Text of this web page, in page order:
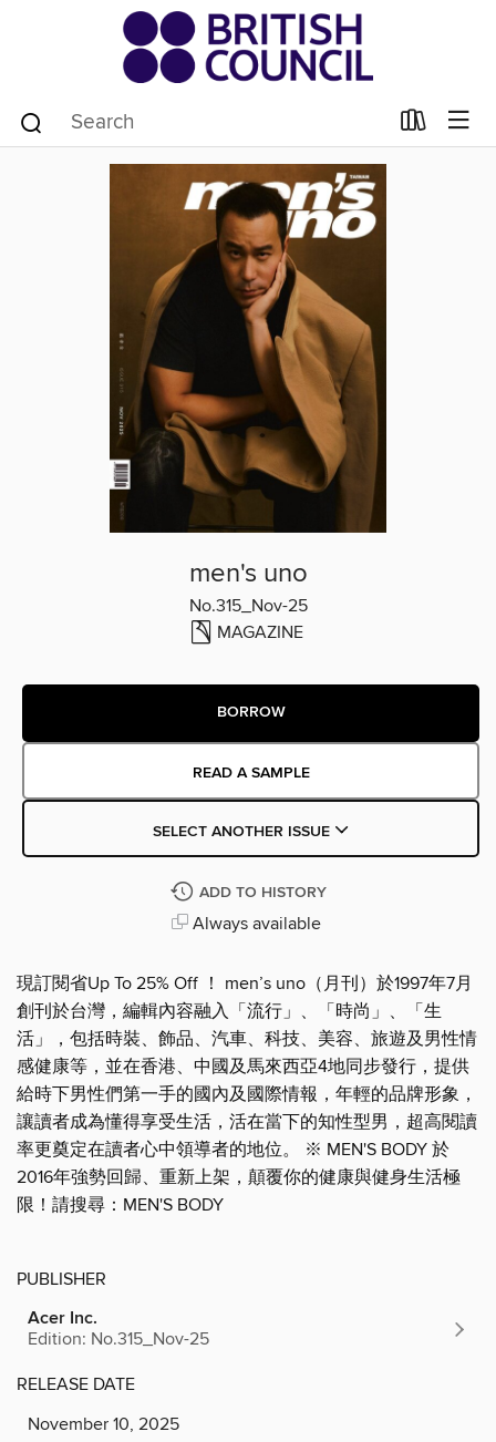
men's uno
No.315_Nov-25
MAGAZINE
BORROW
READ A SAMPLE
SELECT ANOTHER ISSUE
ADD TO HISTORY
Always available
現訂閱省Up To 25% Off ！ men’s uno（月刊）於1997年7月
創刊於台灣，編輯內容融入「流行」、「時尚」、「生
活」，包括時裝、飾品、汽車、科技、美容、旅遊及男性情
感健康等，並在香港、中國及馬來西亞4地同步發行，提供
給時下男性們第一手的國內及國際情報，年輕的品牌形象，
讓讀者成為懂得享受生活，活在當下的知性型男，超高閱讀
率更奠定在讀者心中領導者的地位。 ※ MEN'S BODY 於
2016年強勢回歸、重新上架，顛覆你的健康與健身生活極
限！請搜尋：MEN'S BODY
PUBLISHER
Acer Inc.
Edition: No.315_Nov-25
RELEASE DATE
November 10, 2025